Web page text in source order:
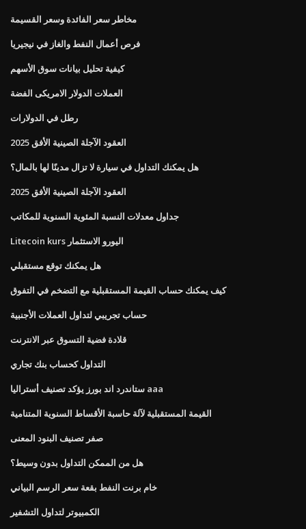
مخاطر سعر الفائدة وسعر القسيمة
فرص أعمال النفط والغاز في نيجيريا
كيفية تحليل بيانات سوق الأسهم
العملات الدولار الامريكى الفضة
رطل في الدولارات
العقود الآجلة الصينية الأفق 2025
هل يمكنك التداول في سيارة لا تزال مدينًا لها بالمال؟
العقود الآجلة الصينية الأفق 2025
جداول معدلات النسبة المئوية السنوية للمكاتب
Litecoin kurs اليورو الاستثمار
هل يمكنك توقع مستقبلي
كيف يمكنك حساب القيمة المستقبلية مع التضخم في التفوق
حساب تجريبي لتداول العملات الأجنبية
قلادة فضية التسوق عبر الانترنت
التداول كحساب بنك تجاري
ستاندرد اند بورز يؤكد تصنيف أستراليا aaa
القيمة المستقبلية لآلة حاسبة الأقساط السنوية المتنامية
صفر تصنيف البنود المعنى
هل من الممكن التداول بدون وسيط؟
خام برنت النفط بقعة سعر الرسم البياني
الكمبيوتر لتداول التشفير